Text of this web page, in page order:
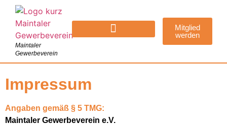
Maintaler
Gewerbeverein
Mitglied
werden
Impressum
Angaben gemäß § 5 TMG:
Maintaler Gewerbeverein e.V.